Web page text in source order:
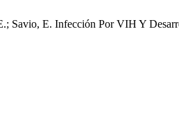
Savio, E. Infección Por VIH Y